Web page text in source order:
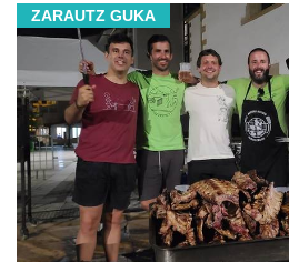
ZARAUTZ GUKA